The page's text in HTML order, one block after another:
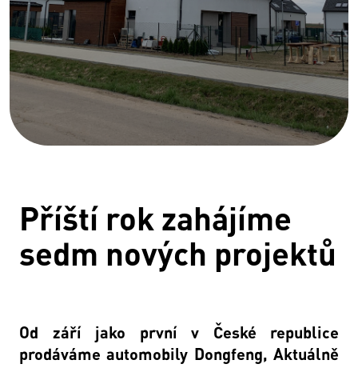
Příští rok zahájíme
sedm nových projektů
Od září jako první v České republice
prodáváme automobily Dongfeng, Aktuálně